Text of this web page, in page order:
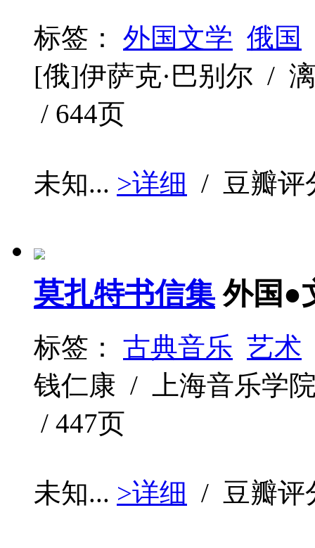
标签： 外国文学 俄国
[俄]伊萨克·巴别尔 /
/ 644页
未知... >详细 / 豆瓣
莫扎特书信集 外国●
标签： 古典音乐 艺术
钱仁康 / 上海音乐学
/ 447页
未知... >详细 / 豆瓣